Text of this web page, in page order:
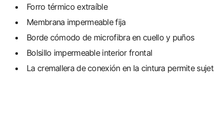
Forro térmico extraíble
Membrana impermeable fija
Borde cómodo de microfibra en cuello y puños
Bolsillo impermeable interior frontal
La cremallera de conexión en la cintura permite